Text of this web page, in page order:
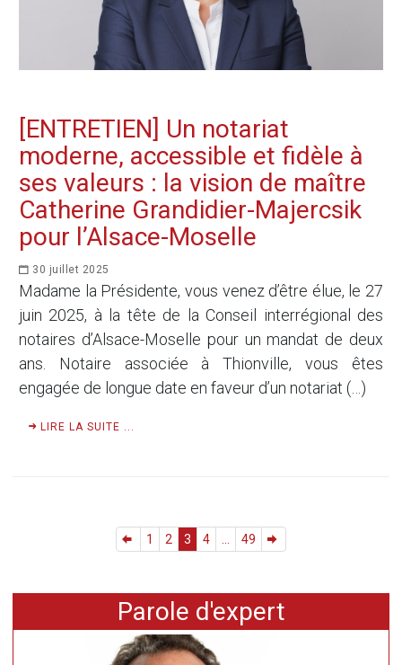
[ENTRETIEN] Un notariat
moderne, accessible et fidèle à
ses valeurs : la vision de maître
Catherine Grandidier-Majercsik
pour l’Alsace-Moselle
30 juillet 2025
Madame la Présidente, vous venez d’être élue, le 27
juin 2025, à la tête de la Conseil interrégional des
notaires d’Alsace-Moselle pour un mandat de deux
ans. Notaire associée à Thionville, vous êtes
engagée de longue date en faveur d’un notariat (…)
LIRE LA SUITE ...
1 2 3 4 49
Parole d'expert